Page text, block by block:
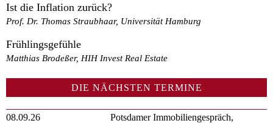
Ist die Inflation zurück?
Prof. Dr. Thomas Straubhaar, Universität Hamburg
Frühlingsgefühle
Matthias Brodeßer, HIH Invest Real Estate
DIE NÄCHSTEN TERMINE
08.09.26
Potsdamer Immobiliengespräch,